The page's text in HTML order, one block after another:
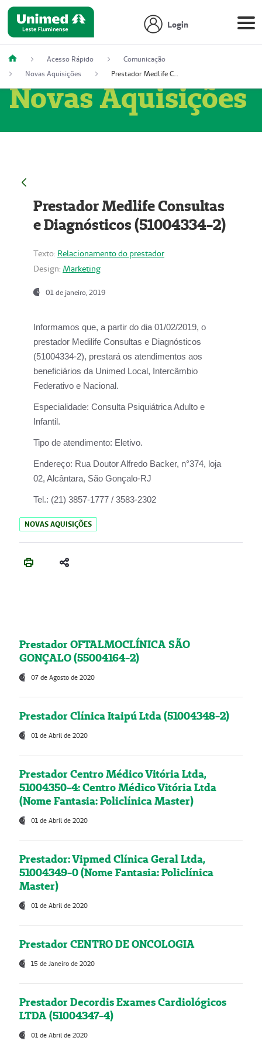
Login
Acesso Rápido
Comunicação
Novas Aquisições
Prestador Medlife Consultas e Diagnósticos (51004334-2)
Novas Aquisições
Prestador Medlife Consultas
e Diagnósticos (51004334-2)
Texto: Relacionamento do prestador
Design: Marketing
01 de janeiro, 2019
Informamos que, a partir do dia 01/02/2019, o
prestador Medilife Consultas e Diagnósticos
(51004334-2), prestará os atendimentos aos
beneficiários da Unimed Local, Intercâmbio
Federativo e Nacional.
Especialidade: Consulta Psiquiátrica Adulto e
Infantil.
Tipo de atendimento: Eletivo.
Endereço: Rua Doutor Alfredo Backer, n°374, loja
02, Alcântara, São Gonçalo-RJ
Tel.: (21) 3857-1777 / 3583-2302
NOVAS AQUISIÇÕES
Prestador OFTALMOCLÍNICA SÃO
GONÇALO (55004164-2)
07 de Agosto de 2020
Prestador Clínica Itaipú Ltda (51004348-2)
01 de Abril de 2020
Prestador Centro Médico Vitória Ltda,
51004350-4: Centro Médico Vitória Ltda
(Nome Fantasia: Policlínica Master)
01 de Abril de 2020
Prestador: Vipmed Clínica Geral Ltda,
51004349-0 (Nome Fantasia: Policlínica
Master)
01 de Abril de 2020
Prestador CENTRO DE ONCOLOGIA
15 de Janeiro de 2020
Prestador Decordis Exames Cardiológicos
LTDA (51004347-4)
01 de Abril de 2020